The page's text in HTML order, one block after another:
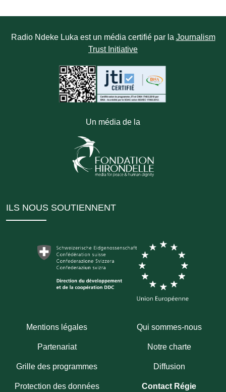
Radio Ndeke Luka est un média certifié par la Journalism
Trust Initiative
Un média de la
ILS NOUS SOUTIENNENT
Mentions légales Qui sommes-nous
Partenariat Notre charte
Grille des programmes Diffusion
Protection des données Contact Régie